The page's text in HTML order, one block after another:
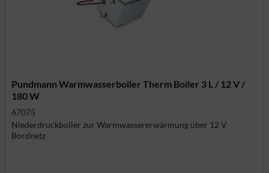
Pundmann Warmwasserboiler Therm Boiler 3 L / 12 V /
180 W
67075
Niederdruckboiler zur Warmwassererwärmung über 12 V
Bordnetz